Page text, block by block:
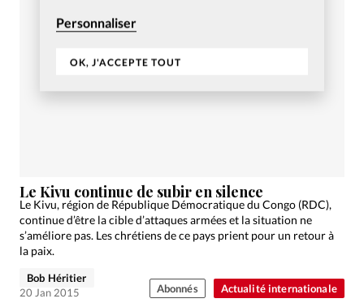
Personnaliser
OK, J'ACCEPTE TOUT
Actualité internationale
Le Kivu continue de subir en silence
Le Kivu, région de République Démocratique du Congo (RDC),
continue d’être la cible d’attaques armées et la situation ne
s’améliore pas. Les chrétiens de ce pays prient pour un retour à
la paix.
Bob Héritier
20 Jan 2015
Abonnés